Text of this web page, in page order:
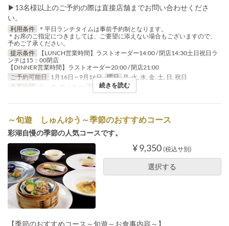
▶13名様以上のご予約の際は直接店舗までお問い合わせくださ
い。
利用条件
＊平日ランチタイムは事前予約制となります。
＊お席のご指定につきましては、ご要望に添えない場合もございますので、
予めご了承ください。
提示条件
【LUNCH営業時間】ラストオーダー14:00 / 閉店14:30土日祝日ラ
ンチは15：00閉店
【DINNER営業時間】ラストオーダー20:00 / 閉店21:00
ご予約可能日
1月16日 ~ 9月16日 曜日 月, 火, 水, 金, 土, 日, 祝日
食事時間
ランチ, ディナー 注文数制限 2 ~
続きを読む
～旬遊 しゅんゆう～季節のおすすめコース
彩湖自慢の季節の人気コースです。
¥ 9,350 (税込サ別)
選択する
【季節のおすすめコース～旬遊～お食事内容～】